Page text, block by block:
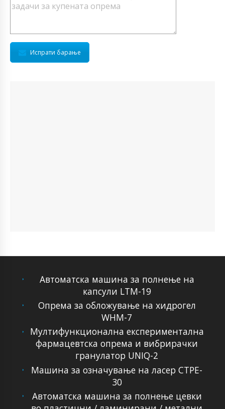
Испрати барање
Автоматска машина за полнење на
капсули LTM-19
Опрема за обложување на хидрогел
WHM-7
Мултифункционална експериментална
фармацевтска опрема и вибрирачки
гранулатор UNIQ-2
Машина за означување на ласер CTPE-
30
Автоматска машина за полнење цевки